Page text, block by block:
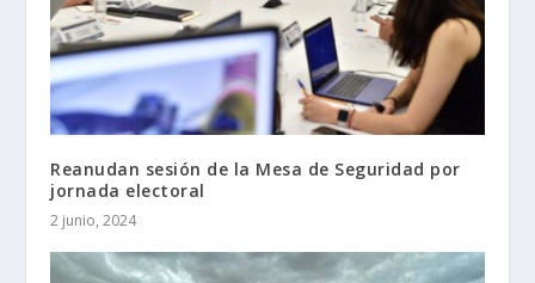
Reanudan sesión de la Mesa de Seguridad por
jornada electoral
2 junio, 2024